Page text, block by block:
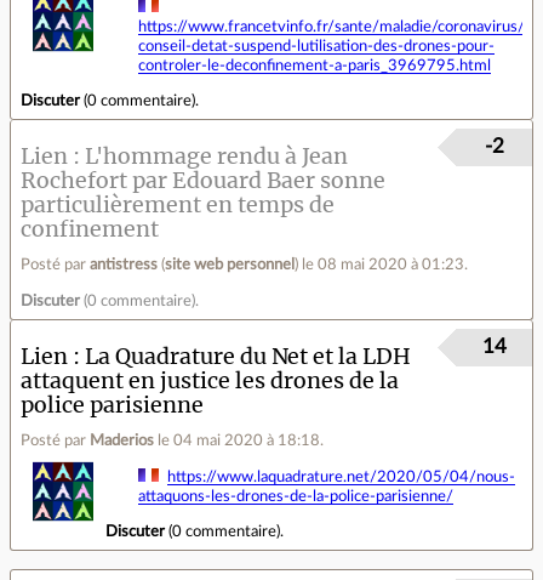
https://www.francetvinfo.fr/sante/maladie/coronavirus/le-
conseil-detat-suspend-lutilisation-des-drones-pour-
controler-le-deconfinement-a-paris_3969795.html
Discuter(0 commentaire).
Lien
L'hommage rendu à Jean
Rochefort par Edouard Baer sonne
particulièrement en temps de
confinement
Posté par antistress (site web personnel ) le 08 mai 2020 à 01:23.
-2
Discuter (0 commentaire).
Lien
La Quadrature du Net et la LDH
attaquent en justice les drones de la
police parisienne
Posté par Maderios le 04 mai 2020 à 18:18.
14
https://www.laquadrature.net/2020/05/04/nous-
attaquons-les-drones-de-la-police-parisienne/
Discuter(0 commentaire).